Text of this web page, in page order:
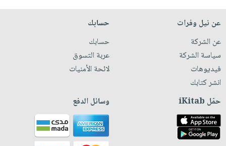
عن نيل وفرات
عن الشركة
سياسة الشركة
فيديوهات
انشر كتابك
حسابك
حسابك
عربة التسوق
لائحة الأمنيات
حمّل iKitab وسائل الدفع